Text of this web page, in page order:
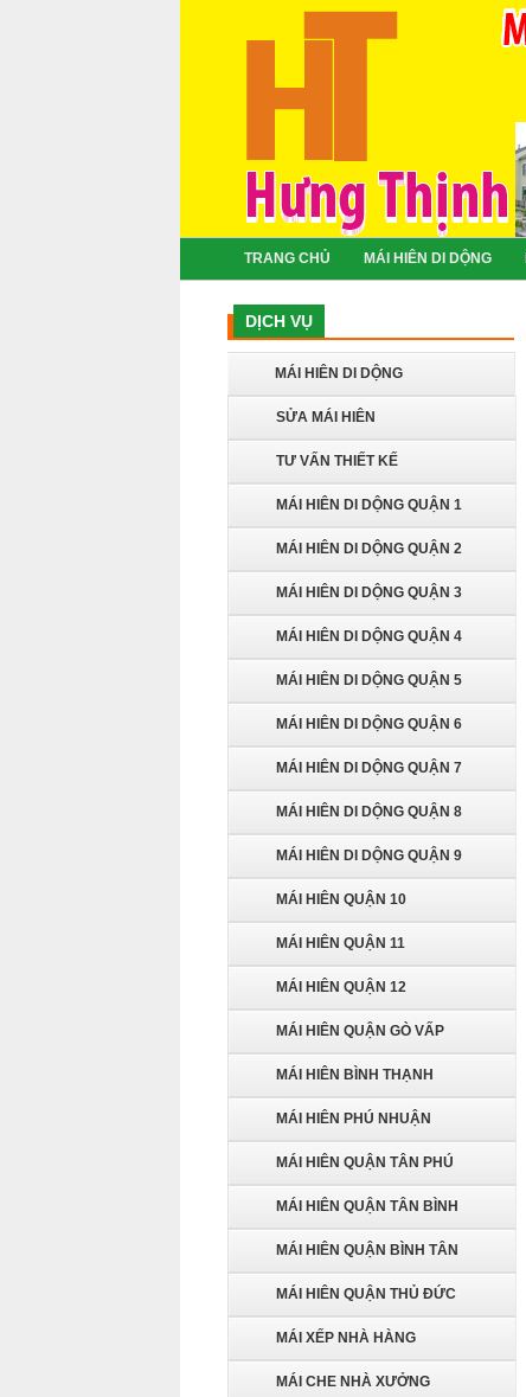
TRANG CHỦ MÁI HIÊN DI DỘNG
DỊCH VỤ
MÁI HIÊN DI DỘNG
SỬA MÁI HIÊN
TƯ VẤN THIẾT KẾ
MÁI HIÊN DI DỘNG QUẬN 1
MÁI HIÊN DI DỘNG QUẬN 2
MÁI HIÊN DI DỘNG QUẬN 3
MÁI HIÊN DI DỘNG QUẬN 4
MÁI HIÊN DI DỘNG QUẬN 5
MÁI HIÊN DI DỘNG QUẬN 6
MÁI HIÊN DI DỘNG QUẬN 7
MÁI HIÊN DI DỘNG QUẬN 8
MÁI HIÊN DI DỘNG QUẬN 9
MÁI HIÊN QUẬN 10
MÁI HIÊN QUẬN 11
MÁI HIÊN QUẬN 12
MÁI HIÊN QUẬN GÒ VẤP
MÁI HIÊN BÌNH THẠNH
MÁI HIÊN PHÚ NHUẬN
MÁI HIÊN QUẬN TÂN PHÚ
MÁI HIÊN QUẬN TÂN BÌNH
MÁI HIÊN QUẬN BÌNH TÂN
MÁI HIÊN QUẬN THỦ ĐỨC
MÁI XẾP NHÀ HÀNG
MÁI CHE NHÀ XƯỞNG